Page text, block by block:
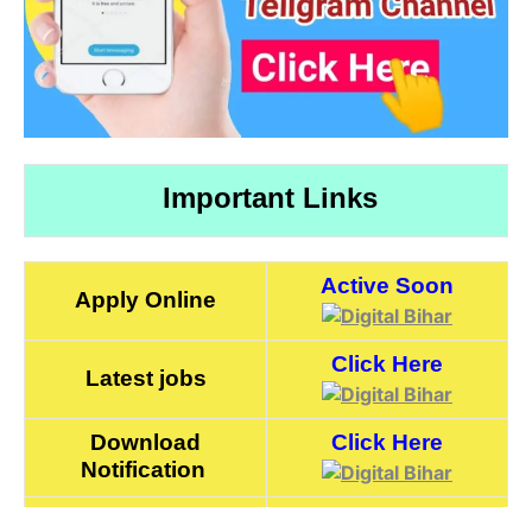
Important Links
Apply Online
Active Soon
Latest jobs
Click Here
Download
Notification
Click Here